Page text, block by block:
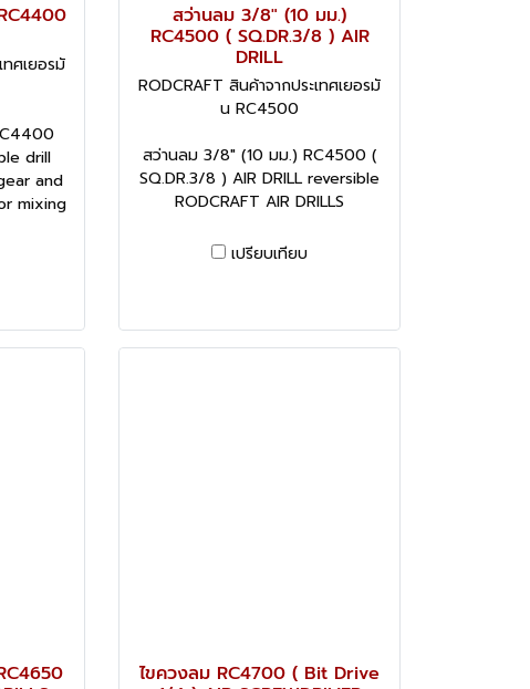
ทศเยอรมั
drill
and
mixing
สว่านลม 3/8" (10 มม.)
RC4500 ( SQ.DR.3/8 ) AIR
DRILL
RODCRAFT สินค้าจากประเทศเยอรมั
น RC4500
สว่านลม 3/8" (10 มม.) RC4500 (
SQ.DR.3/8 ) AIR DRILL reversible
RODCRAFT AIR DRILLS
เปรียบเทียบ
ไขควงลม RC4700 ( Bit Drive